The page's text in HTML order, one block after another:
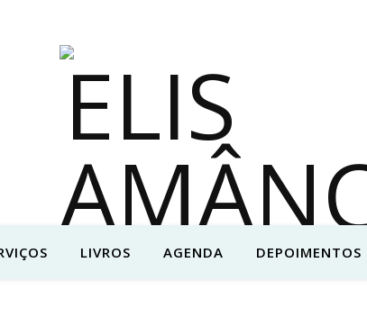
LIVROS AGENDA DEPOIMENTOS